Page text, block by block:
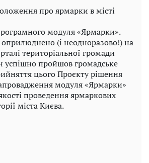
про ярмарки в місті
модуля «Ярмарки».
(і неодноразово!) на
територіальної громади
успішно пройшов громадське
цього Проєкту рішення
модуля «Ярмарки»
проведення ярмаркових
міста Києва.